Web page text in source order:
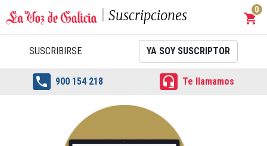
Suscripciones shopping_cart
0
SUSCRIBIRSE YA SOY SUSCRIPTOR
 900 154 218  Te llamamos